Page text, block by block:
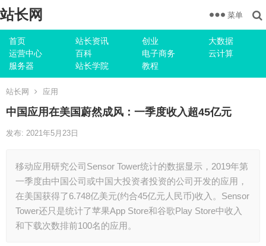
站长网
首页 站长资讯 创业
大数据
运营中心
百科 电子商务
云计算
服务器
站长学院 教程
菜单
站长网 应用
中国应用在美国蔚然成风：一季度收入超45亿元
发布: 2021年5月23日
移动应用研究公司Sensor Tower统计的数据显示，2019年第
一季度由中国公司或中国大投资者投资的公司开发的应用，
在美国获得了6.748亿美元(约合45亿元人民币)收入。Sensor
Tower还只是统计了苹果App Store和谷歌Play Store中收入
和下载次数排前100名的应用。